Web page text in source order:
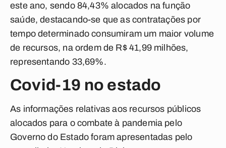
este ano, sendo 84,43% alocados na função
saúde, destacando-se que as contratações por
tempo determinado consumiram um maior volume
de recursos, na ordem de R$ 41,99 milhões,
representando 33,69%.
Covid-19 no estado
As informações relativas aos recursos públicos
alocados para o combate à pandemia pelo
Governo do Estado foram apresentadas pelo